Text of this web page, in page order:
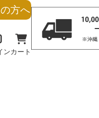
方へ
ンカート